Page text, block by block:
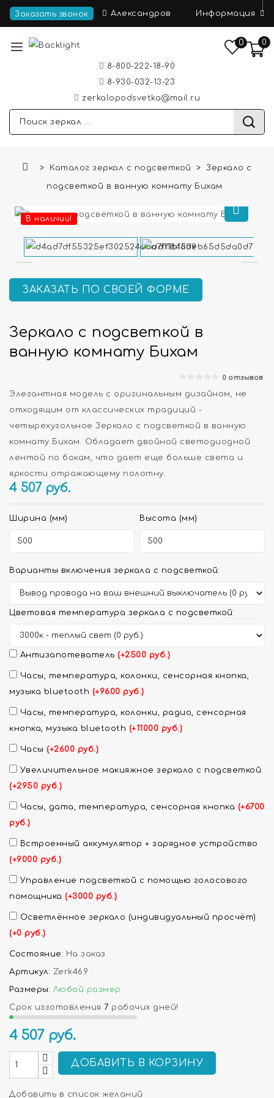
Заказать звонок Александров Информация
0
0
8-800-222-18-90
8-930-032-13-23
zerkalopodsvetka@mail.ru
Каталог зеркал с подсветкой Зеркало с
подсветкой в ванную комнату Бихам
В наличии!
ЗАКАЗАТЬ ПО СВОЕЙ ФОРМЕ
Зеркало с подсветкой в
ванную комнату Бихам
0 отзывов
Элегантная модель с оригинальным дизайном, не
отходящим от классических традиций -
четырехугольное Зеркало с подсветкой в ванную
комнату Бихам. Обладает двойной светодиодной
лентой по бокам, что дает еще больше света и
яркости отражающему полотну.
4 507 руб.
Ширина (мм) Высота (мм)
Варианты включения зеркала с подсветкой:
Цветовая температура зеркала с подсветкой:
Антизапотеватель (+2500 руб.)
Часы, температура, колонки, сенсорная кнопка,
музыка bluetooth (+9600 руб.)
Часы, температура, колонки, радио, сенсорная
кнопка, музыка bluetooth (+11000 руб.)
Часы (+2600 руб.)
Увеличительное макияжное зеркало с подсветкой
(+2950 руб.)
Часы, дата, температура, сенсорная кнопка (+6700
руб.)
Встроенный аккумулятор + зарядное устройство
(+9000 руб.)
Управление подсветкой с помощью голосового
помощника (+3000 руб.)
Осветлённое зеркало (индивидуальный просчёт)
(+0 руб.)
Состояние: На заказ
Артикул: Zerk469
Размеры: Любой размер
Срок изготовления 7 рабочих дней!
4 507 руб.
ДОБАВИТЬ В КОРЗИНУ
Добавить в список желаний